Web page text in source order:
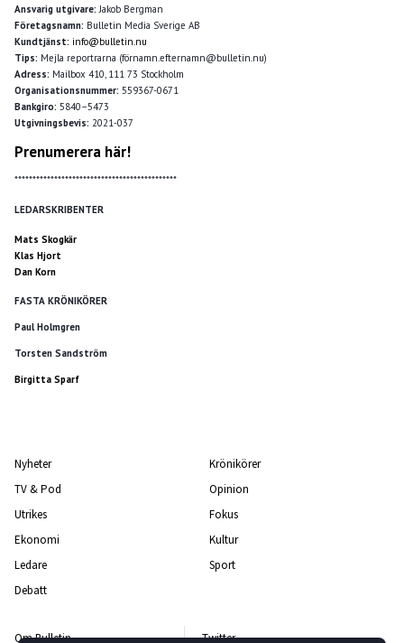
Ansvarig utgivare:Jakob Bergman
Företagsnamn: Bulletin Media Sverige AB
Kundtjänst: info@bulletin.nu
Tips: Mejla reportrarna (förnamn.efternamn@bulletin.nu)
Adress: Mailbox 410, 111 73 Stockholm
Organisationsnummer: 559367-0671
Bankgiro: 5840–5473
Utgivningsbevis: 2021-037
Prenumerera här!
*********************************************
LEDARSKRIBENTER
Mats Skogkär
Klas Hjort
Dan Korn
FASTA KRÖNIKÖRER
Paul Holmgren
Torsten Sandström
Birgitta Sparf
Nyheter
TV & Pod
Utrikes
Ekonomi
Ledare
Debatt
Krönikörer
Opinion
Fokus
Kultur
Sport
Om Bulletin Twitter